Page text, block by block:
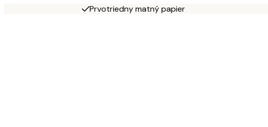
Prvotriedny matný papier